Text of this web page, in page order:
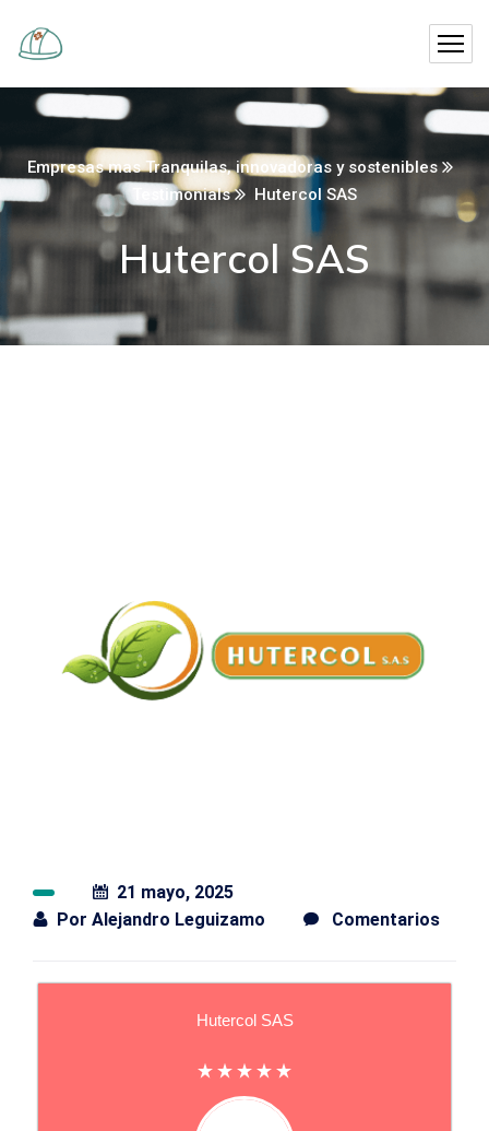
Empresas mas Tranquilas, innovadoras y sostenibles
Testimonials
Hutercol SAS
Hutercol SAS
21 mayo, 2025
Por Alejandro Leguizamo Comentarios
Hutercol SAS